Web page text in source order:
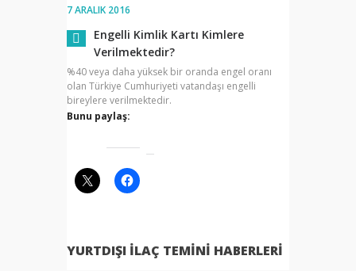
7 ARALIK 2016
Engelli Kimlik Kartı Kimlere
Verilmektedir?
%40 veya daha yüksek bir oranda engel oranı
olan Türkiye Cumhuriyeti vatandaşı engelli
bireylere verilmektedir.
Bunu paylaş:
YURTDIŞI İLAÇ TEMINI HABERLERI